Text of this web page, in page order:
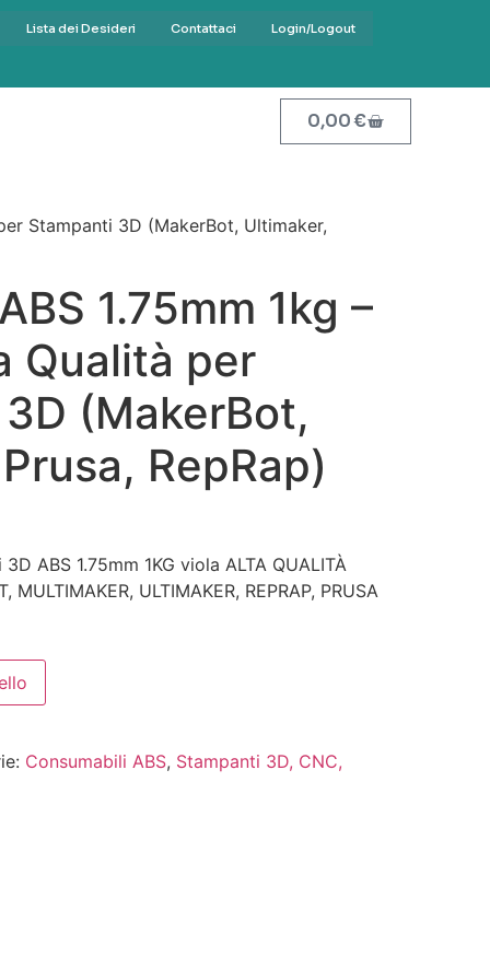
Lista dei Desideri Contattaci Login/Logout
0,00€
Stampanti 3D (MakerBot, Ultimaker,
1.75mm 1kg –
Qualità per
(MakerBot,
RepRap)
ABS 1.75mm 1KG viola ALTA QUALITÀ
MULTIMAKER, ULTIMAKER, REPRAP, PRUSA
Consumabili ABS, Stampanti 3D, CNC,